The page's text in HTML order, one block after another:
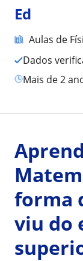
Ed
Aulas de
Dados
mais de 2
forma
viu do